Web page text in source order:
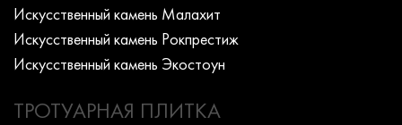
Искусcтвенный камень Малахит
Искусcтвенный камень Рокпрестиж
Искусcтвенный камень Экостоун
ТРОТУАРНАЯ ПЛИТКА